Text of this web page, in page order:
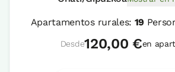
Apartamentos rurales: 19
Desde120,00 €en